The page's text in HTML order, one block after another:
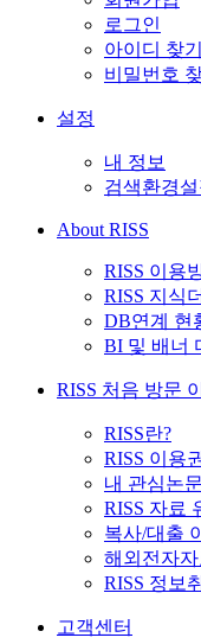
로그인
아이디 찾기
비밀번호 찾
설정
내 정보
검색환경설
About RISS
RISS 이용
RISS 지식
DB연계 현
BI 및 배너
RISS 처음 방문
RISS란?
RISS 이용
내 관심논
RISS 자료
복사/대출
해외전자
RISS 정보
고객센터